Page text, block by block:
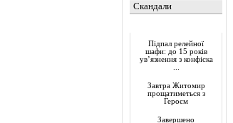
Скандали
Підпал релейної
шафи: до 15 років
ув’язнення з конфіска
Завтра Житомир
прощатиметься з
Героєм
Завершено